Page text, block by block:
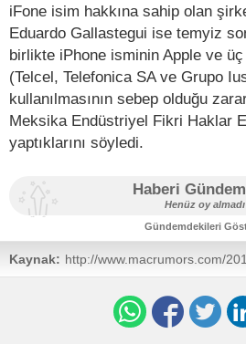
iFone isim hakkına sahip olan
Eduardo Gallastegui ise temyiz
birlikte iPhone isminin Apple ve
(Telcel, Telefonica SA ve Grupo
kullanılmasının sebep olduğu
Meksika Endüstriyel Fikri Haklar
yaptıklarını söyledi.
Haberi
Henüz oy almadı
Gündemdekileri
Kaynak: http://www.macrumors.com/
appeal-in-iphone-naming-